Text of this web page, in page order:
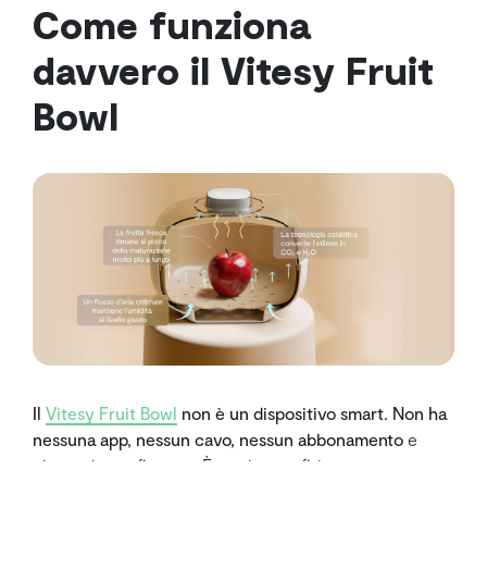
Come funziona
davvero il Vitesy Fruit
Bowl
Il Vitesy Fruit Bowl non è un dispositivo smart. Non ha
nessuna app, nessun cavo, nessun abbonamento e
niente da configurare. È un sistema fisico, un oggetto